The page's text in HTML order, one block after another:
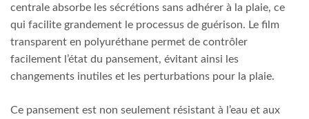
centrale absorbe les sécrétions sans adhérer à la plaie, ce
qui facilite grandement le processus de guérison. Le film
transparent en polyuréthane permet de contrôler
facilement l’état du pansement, évitant ainsi les
changements inutiles et les perturbations pour la plaie.
Ce pansement est non seulement résistant à l’eau et aux